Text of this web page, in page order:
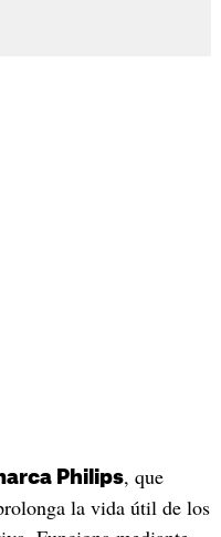
Philips, que
la vida útil de los